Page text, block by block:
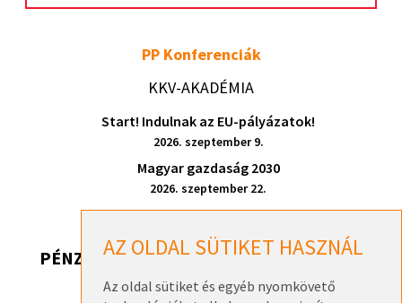
AZ OLDAL SÜTIKET HASZNÁL
Az oldal sütiket és egyéb nyomkövető
PP Konferenciák
KKV-AKADÉMIA
Start! Indulnak az EU-pályázatok!
2026. szeptember 9.
Magyar gazdaság 2030
2026. szeptember 22.
PÉNZ, DE HONNAN? 2026
Pénz, de honnan? 2026 – Székesfehérvár